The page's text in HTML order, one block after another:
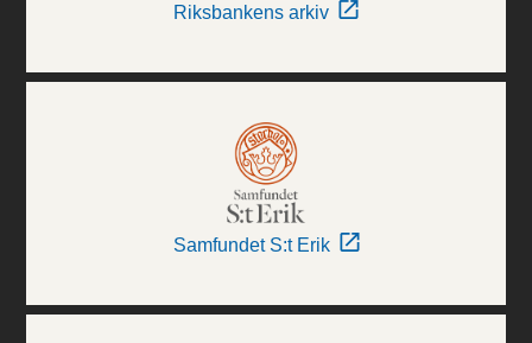
Riksbankens arkiv
Samfundet S:t Erik